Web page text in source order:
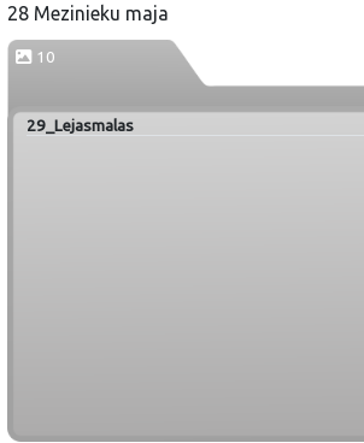
28 Mezinieku maja
10
29_Lejasmalas